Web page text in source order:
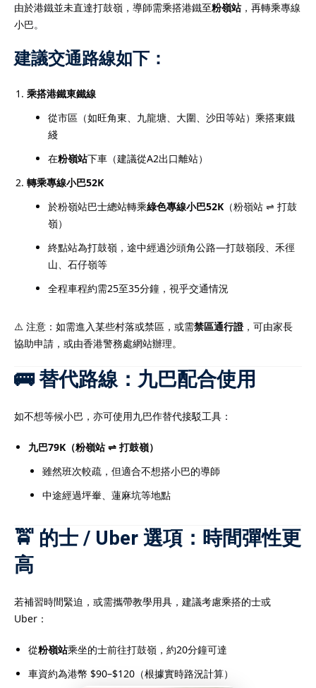
由於港鐵並未直達打鼓嶺，導師需乘搭港鐵至粉嶺站，再轉乘專線
小巴。
建議交通路線如下：
乘搭港鐵東鐵線
從市區（如旺角東、九龍塘、大圍、沙田等站）乘搭東鐵
綫
在粉嶺站下車（建議從A2出口離站）
轉乘專線小巴52K
於粉嶺站巴士總站轉乘綠色專線小巴52K （粉嶺站 ⇌ 打鼓
嶺）
終點站為打鼓嶺，途中經過沙頭角公路—打鼓嶺段、禾徑
山、石仔嶺等
全程車程約需25至35分鐘，視乎交通情況
⚠️ 注意：如需進入某些村落或禁區，或需禁區通行證，可由家長
協助申請，或由香港警務處網站辦理。
🚌 替代路線：九巴配合使用
如不想等候小巴，亦可使用九巴作替代接駁工具：
九巴79K（粉嶺站 ⇌ 打鼓嶺）
雖然班次較疏，但適合不想搭小巴的導師
中途經過坪輋、蓮麻坑等地點
🚖 的士 / Uber 選項：時間彈性更
高
若補習時間緊迫，或需攜帶教學用具，建議考慮乘搭的士或
Uber：
從粉嶺站乘坐的士前往打鼓嶺，約20分鐘可達
車資約為港幣 $90–$120（根據實時路況計算）